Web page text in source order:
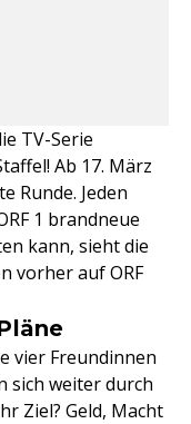
TV-Serie
Ab 17. März
Runde. Jeden
1 brandneue
kann, sieht die
vorher auf ORF
vier Freundinnen
sich weiter durch
Ziel? Geld, Macht